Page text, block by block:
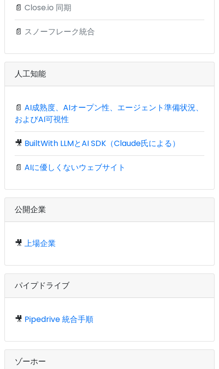
📄 Close.io 同期
📄 スノーフレーク統合
人工知能
📄 AI成熟度、AIオープン性、エージェント準備状況、
およびAI可視性
🎥 BuiltWith LLMとAI SDK（Claude氏による）
📄 AIに優しくないウェブサイト
公開企業
🎥 上場企業
パイプドライブ
🎥 Pipedrive 統合手順
ゾーホー